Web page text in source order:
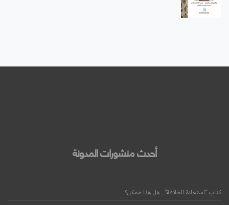
أحدث منشورات المدونة
كتاب “استعادة الخلافة”.. هل هذا ممكن؟